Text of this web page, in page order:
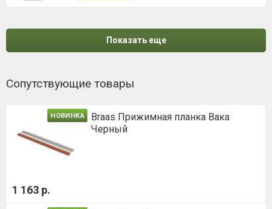
Показать еще
Сопутствующие товары
НОВИНКА
Braas Прижимная планка Вака
Черный
1 163 р.